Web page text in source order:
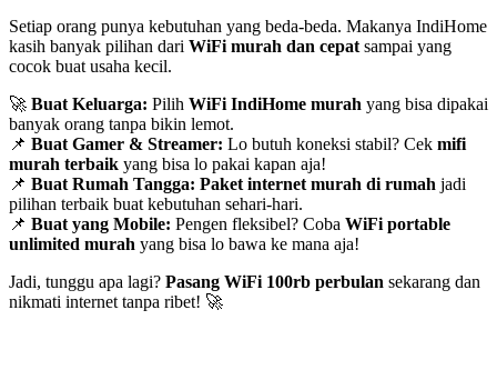
Setiap orang punya kebutuhan yang beda-beda. Makanya IndiHome
kasih banyak pilihan dari WiFi murah dan cepatsampai yang
cocok buat usaha kecil.
🚀 Buat Keluarga: Pilih WiFi IndiHome murah yang bisa dipakai
banyak orang tanpa bikin lemot.
📌 Buat Gamer & Streamer: Lo butuh koneksi stabil? Cek mifi
murah terbaik yang bisa lo pakai kapan aja!
📌 Buat Rumah Tangga: Paket internet murah di rumah jadi
pilihan terbaik buat kebutuhan sehari-hari.
📌 Buat yang Mobile: Pengen fleksibel? Coba WiFi portable
unlimited murah yang bisa lo bawa ke mana aja!
Jadi, tunggu apa lagi? Pasang WiFi 100rb perbulan sekarang dan
nikmati internet tanpa ribet! 🚀